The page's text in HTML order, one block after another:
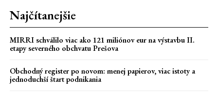
Najčítanejšie
MIRRI schválilo viac ako 121 miliónov eur na výstavbu II.
etapy severného obchvatu Prešova
Obchodný register po novom: menej papierov, viac istoty a
jednoduchší štart podnikania